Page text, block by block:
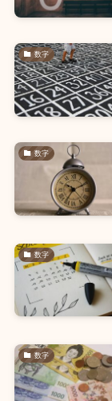
数字
数字
数字
数字